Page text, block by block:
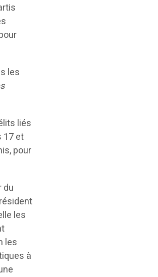
les
liés
17 et
pour
du
les
les
à